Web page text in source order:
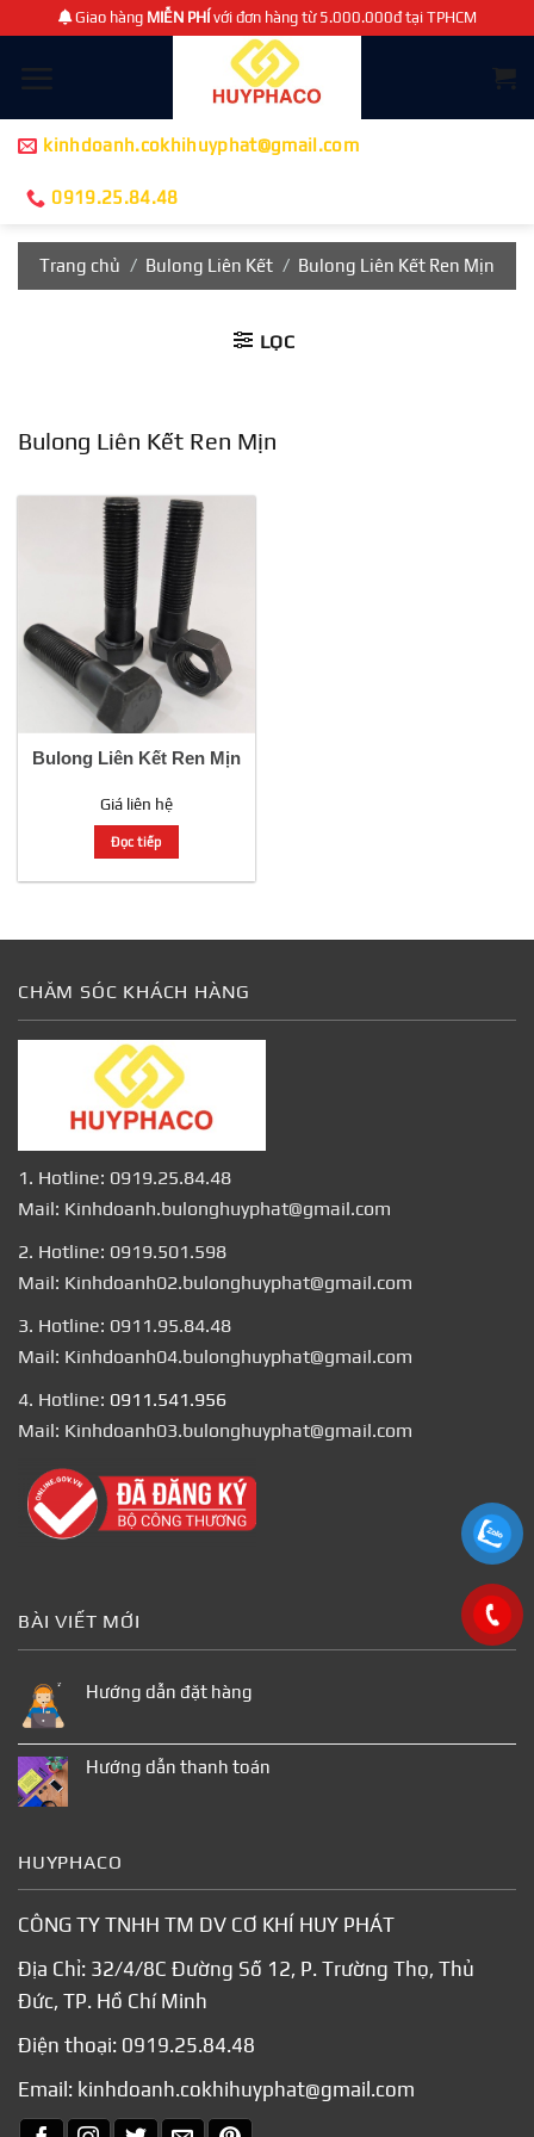
Chuyển
đến
nội
Giao hàng MIỄN PHÍvới đơn hàng từ 5.000.000đ tại TPHCM
kinhdoanh.cokhihuyphat@gmail.com
0919.25.84.48
Trang chủ / Bulong Liên Kết / Bulong Liên Kết Ren Mịn
LỌC
Bulong Liên Kết Ren Mịn
Bulong Liên Kết Ren Mịn
Giá liên hệ
Đọc tiếp
CHĂM SÓC KHÁCH HÀNG
1. Hotline: 0919.25.84.48
Mail: Kinhdoanh.bulonghuyphat@gmail.com
2. Hotline: 0919.501.598
Mail: Kinhdoanh02.bulonghuyphat@gmail.com
3. Hotline: 0911.95.84.48
Mail: Kinhdoanh04.bulonghuyphat@gmail.com
4. Hotline: 0911.541.956
Mail: Kinhdoanh03.bulonghuyphat@gmail.com
BÀI VIẾT MỚI
Hướng dẫn đặt hàng
Hướng dẫn thanh toán
HUYPHACO
CÔNG TY TNHH TM DV CƠ KHÍ HUY PHÁT
Địa Chỉ: 32/4/8C Đường Số 12, P. Trường Thọ, Thủ
Đức, TP. Hồ Chí Minh
Điện thoại: 0919.25.84.48
Email: kinhdoanh.cokhihuyphat@gmail.com